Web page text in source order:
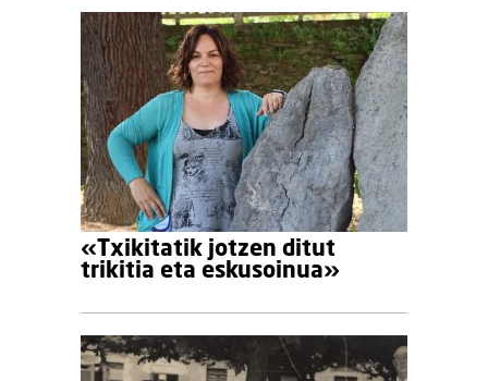
«Txikitatik jotzen ditut
trikitia eta eskusoinua»